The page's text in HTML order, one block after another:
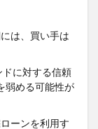
は、買い手は
に対する信頼
弱める可能性が
ーンを利用す